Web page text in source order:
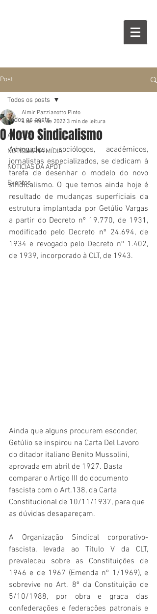
Post
Todos os posts
ARTIGOS
NOTÍCIAS NA MÍDIA
NOTÍCIAS DA APDT
Eventos
Todos os posts
O Novo Sindicalismo
Almir Pazzianotto Pinto
4 de mar. de 2022 3 min de leitura
Advogados, sociólogos, acadêmicos,
jornalistas especializados, se dedicam à
tarefa de desenhar o modelo do novo
sindicalismo. O que temos ainda hoje é
resultado de mudanças superficiais da
estrutura implantada por Getúlio Vargas
a partir do Decreto nº 19.770, de 1931,
modificado pelo Decreto nº 24.694, de
1934 e revogado pelo Decreto nº 1.402,
de 1939, incorporado à CLT, de 1943.
Ainda que alguns procurem esconder,
Getúlio se inspirou na Carta Del Lavoro
do ditador italiano Benito Mussolini,
aprovada em abril de 1927. Basta
comparar o Artigo III do documento
fascista com o Art.138, da Carta
Constitucional de 10/11/1937, para que
as dúvidas desapareçam.
A Organização Sindical corporativo-
fascista, levada ao Título V da CLT,
prevaleceu sobre as Constituições de
1946 e de 1967 (Emenda nº 1/1969), e
sobrevive no Art. 8º da Constituição de
5/10/1988, por obra e graça das
confederações e federações patronais e